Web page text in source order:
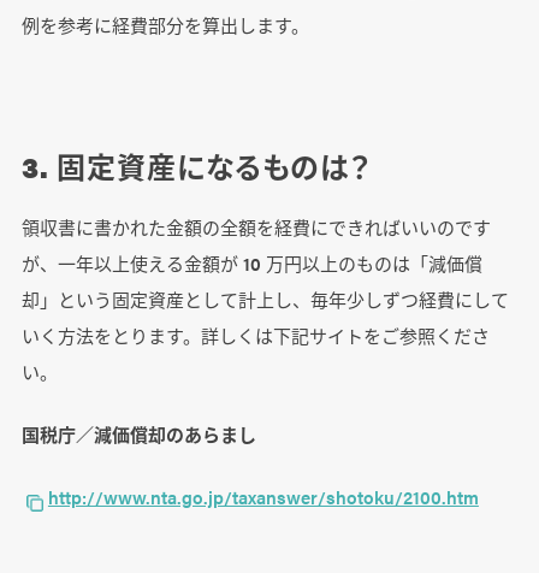
例を参考に経費部分を算出します。
3. 固定資産になるものは？
領収書に書かれた金額の全額を経費にできればいいのです
が、一年以上使える金額が 10 万円以上のものは「減価償
却」という固定資産として計上し、毎年少しずつ経費にして
いく方法をとります。詳しくは下記サイトをご参照くださ
い。
国税庁／減価償却のあらまし
http://www.nta.go.jp/taxanswer/shotoku/2100.htm